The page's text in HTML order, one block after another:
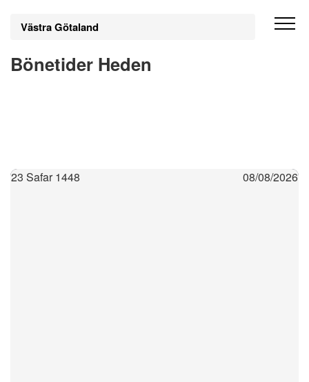
Västra Götaland
Bönetider Heden
23 Safar 1448 08/08/2026